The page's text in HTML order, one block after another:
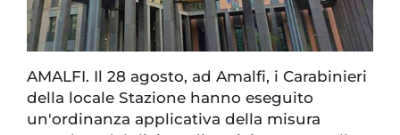
AMALFI. Il 28 agosto, ad Amalfi, i Carabinieri
della locale Stazione hanno eseguito
un'ordinanza applicativa della misura